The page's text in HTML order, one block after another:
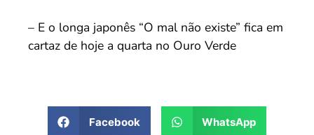
– E o longa japonês “O mal não existe” fica em
cartaz de hoje a quarta no Ouro Verde
Facebook WhatsApp